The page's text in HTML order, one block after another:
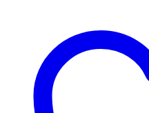
สอดไส้